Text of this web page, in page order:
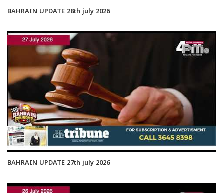
BAHRAIN UPDATE 28th july 2026
BAHRAIN UPDATE 27th july 2026